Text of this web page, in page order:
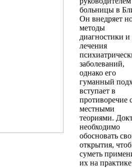
больницы в
Он внедряет
методы
диагностики и
лечения
заболеваний,
однако его
гуманный
вступает в
противоречие
местными
теориями.
необходимо
обосновать
открытия,
суметь
их на